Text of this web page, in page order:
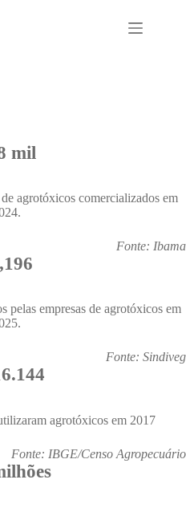
mil
agrotóxicos comercializados em
Fonte: Ibama
pelas empresas de agrotóxicos em
Fonte: Sindiveg
agrotóxicos em 2017
Fonte: IBGE/Censo Agropecuário